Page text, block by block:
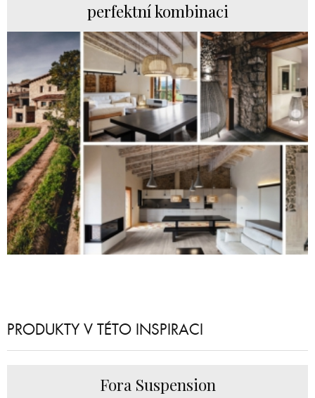
perfektní kombinaci
PRODUKTY V TÉTO INSPIRACI
Fora Suspension